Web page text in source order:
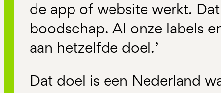
de app of website werkt.
boodschap. Al onze labels
aan hetzelfde doel.’
Dat doel is een Nederland